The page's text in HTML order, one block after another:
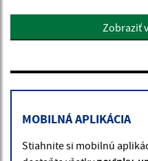
Zobraziť
MOBILNÁ APLIKÁCIA
Stiahnite si mobilnú